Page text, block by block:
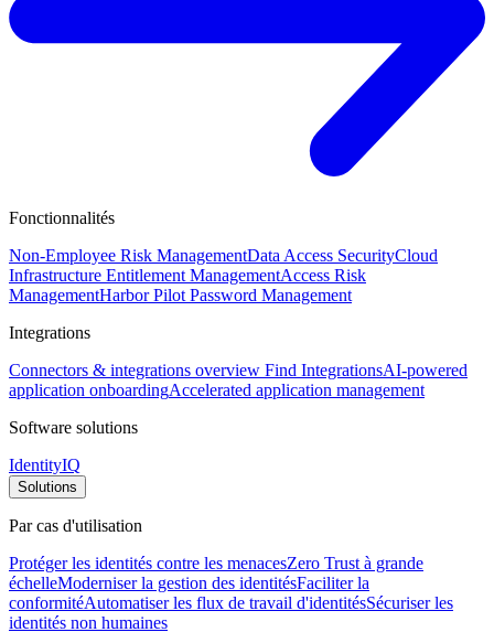
Fonctionnalités
Non-Employee Risk ManagementData Access SecurityCloud
Infrastructure Entitlement ManagementAccess Risk
ManagementHarbor Pilot Password Management
Integrations
Connectors & integrations overview Find IntegrationsAI-powered
application onboardingAccelerated application management
Software solutions
IdentityIQ
Solutions
Par cas d'utilisation
Protéger les identités contre les menacesZero Trust à grande
échelleModerniser la gestion des identitésFaciliter la
conformitéAutomatiser les flux de travail d'identitésSécuriser les
identités non humaines